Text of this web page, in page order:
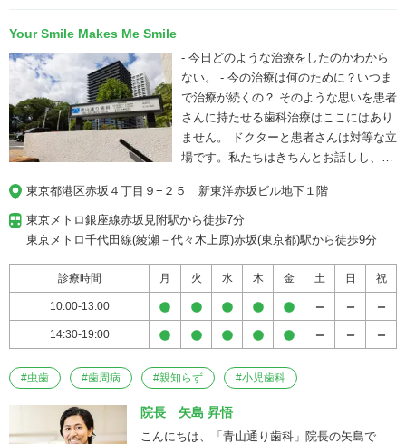
東京都港区赤坂４丁目９−２５　新東洋赤坂ビル地下１階
東京メトロ銀座線赤坂見附駅から徒歩7分
東京メトロ千代田線(綾瀬－代々木上原)赤坂(東京都)駅から徒歩9分
診療時間 月 火 水 木 金 土 日 祝
10:00-13:00
14:30-19:00
#虫歯 #歯周病 #親知らず #小児歯科
Your Smile Makes Me Smile
- 今日どのような治療をしたのかわから
ない。 - 今の治療は何のために？いつま
で治療が続くの？ そのような思いを患者
さんに持たせる歯科治療はここにはあり
ません。 ドクターと患者さんは対等な立
場です。私たちはきちんとお話しし、説
ぶのは患者さんです。 皆さんから選ばれ
る歯科医院であるために。 —「Your
Smile Makes Me Smile」あなたが笑え
院長 矢島 昇悟
こんにちは、「青山通り歯科」院長の矢島で